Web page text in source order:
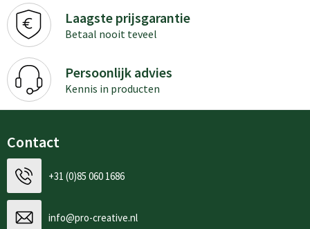
Laagste prijsgarantie
Betaal nooit teveel
Persoonlijk advies
Kennis in producten
Contact
+31 (0)85 060 1686
info@pro-creative.nl